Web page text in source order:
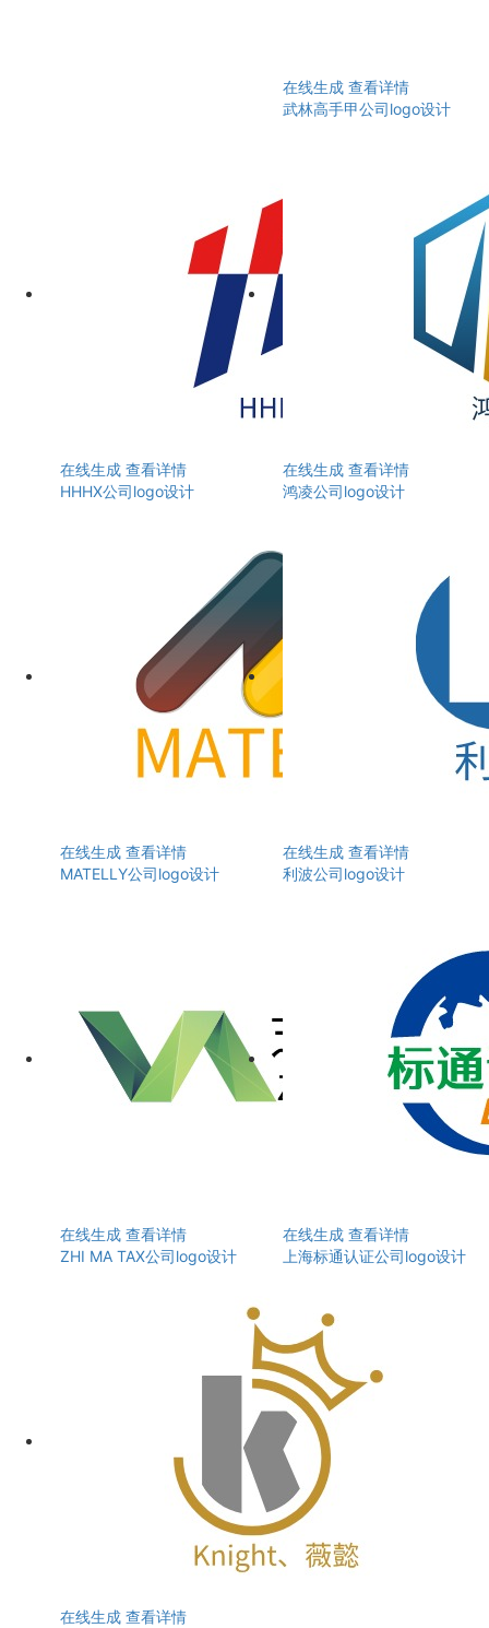
在线生成 查看详情
武林高手甲公司logo设计
在线生成 查看详情
HHHX公司logo设计
在线生成 查看详情
鸿凌公司logo设计
在线生成 查看详情
MATELLY公司logo设计
在线生成 查看详情
利波公司logo设计
在线生成 查看详情
ZHI MA TAX公司logo设计
在线生成 查看详情
上海标通认证公司logo设计
在线生成 查看详情